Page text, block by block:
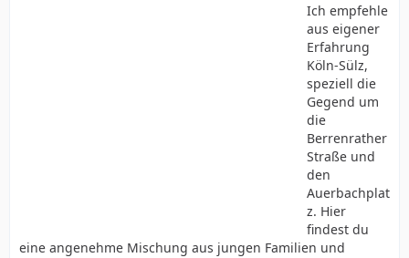
Ich empfehle
aus eigener
Erfahrung
Köln-Sülz,
speziell die
Gegend um
die
Berrenrather
Straße und
den
Auerbachplat
z. Hier
findest du
eine angenehme Mischung aus jungen Familien und